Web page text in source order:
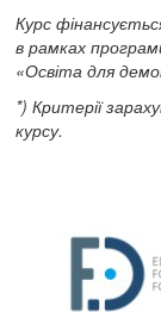
Курс
в рамках
«Освіта для
*) Критерії
курсу.